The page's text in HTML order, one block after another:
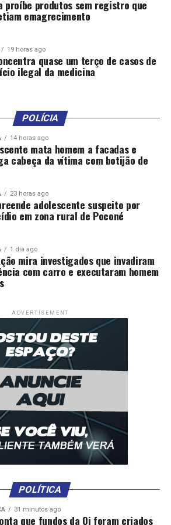
de lei à AL para regulamentar
CPI desnecessária
35% descontos dos consignados
de taxas
proíbe produtos sem registro que
emagrecimento
19 horas ago
quase um terço de casos de
ilegal da medicina
POLÍCIA
14 horas ago
mata homem a facadas e
cabeça da vítima com botijão de
23 horas ago
adolescente suspeito por
em zona rural de Poconé
1 dia ago
mira investigados que invadiram
com carro e executaram homem
ADVERTISEMENT
POLÍTICA
31 minutos ago
que fundos da Oi foram criados